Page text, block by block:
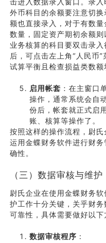
外币科目的余额要注意切
额也直接录入，对于有数
数量，固定资产期初余额
业务核算的科目要双击录
后，可点击左上角“人民币
试算平衡且检查损益类数额
启用帐套 ：在主窗口
操作，通常系统会自
份后，帐套就正式启
账、核算等操作了。
按照这样的操作流程，尉
运用金蝶财务软件进行财
确性。
（三）数据审核与维护
尉氏企业在使用金蝶财务
护工作十分关键，关乎财
可靠性，具体需要做好以下
数据审核程序 ：